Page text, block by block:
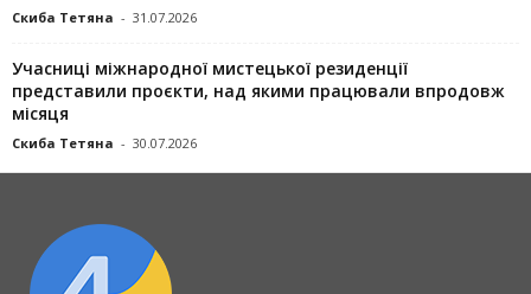
Скиба Тетяна - 31.07.2026
Учасниці міжнародної мистецької резиденції
представили проєкти, над якими працювали впродовж
місяця
Скиба Тетяна - 30.07.2026